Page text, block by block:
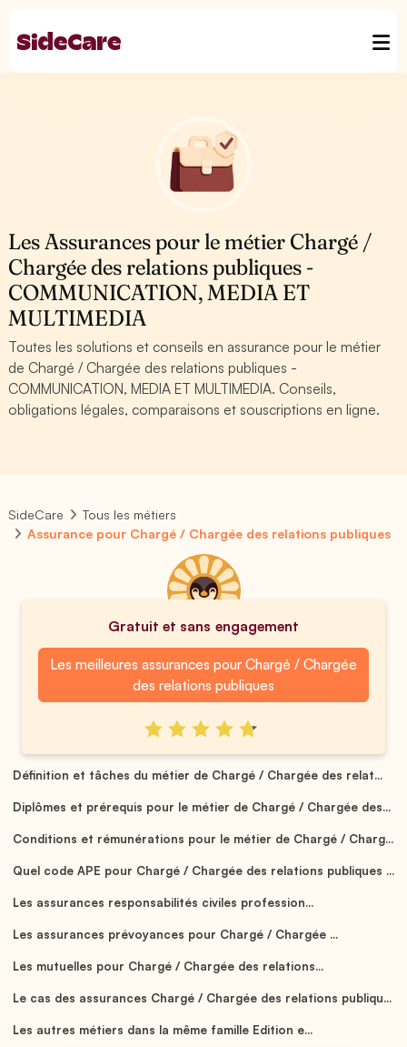
Les Assurances pour le métier Chargé /
Chargée des relations publiques -
COMMUNICATION, MEDIA ET
MULTIMEDIA
Toutes les solutions et conseils en assurance pour le métier
de Chargé / Chargée des relations publiques -
COMMUNICATION, MEDIA ET MULTIMEDIA. Conseils,
obligations légales, comparaisons et souscriptions en ligne.
SideCare
Tous les métiers
Assurance pour Chargé / Chargée des relations publiques
Gratuit et sans engagement
Les meilleures assurances pour Chargé / Chargée
des relations publiques
Définition et tâches du métier de Chargé / Chargée des relat...
Diplômes et prérequis pour le métier de Chargé / Chargée des...
Conditions et rémunérations pour le métier de Chargé / Charg...
Quel code APE pour Chargé / Chargée des relations publiques ...
Les assurances responsabilités civiles profession...
Les assurances prévoyances pour Chargé / Chargée ...
Les mutuelles pour Chargé / Chargée des relations...
Le cas des assurances Chargé / Chargée des relations publiqu...
Les autres métiers dans la même famille Edition e...